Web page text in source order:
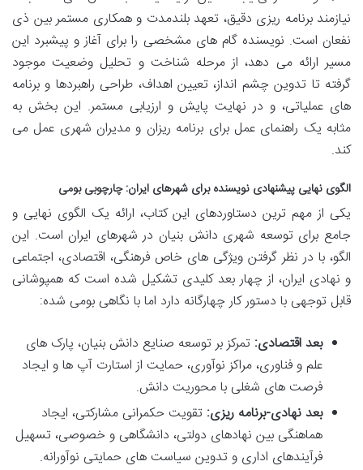
نیازمند برنامه ریزی دقیق، تعهد بلندمدت و همکاری مستمر بین ذی
نفعان است. نویسنده گام های مشخصی را برای آغاز و پیشبرد این
مسیر ارائه می دهد، از مرحله شناخت و تحلیل وضعیت موجود
گرفته تا تدوین چشم انداز، تعیین اهداف، طراحی راهبردها و برنامه
های عملیاتی، و در نهایت پایش و ارزیابی مستمر. این بخش به
مثابه یک راهنمای عمل برای برنامه ریزان و مدیران شهری عمل می
کند.
الگوی نهایی پیشنهادی نویسنده برای شهرهای ایران: چارچوبی بومی
یکی از مهم ترین دستاوردهای این کتاب، ارائه یک الگوی نهایی و
جامع برای توسعه شهری دانش بنیان در شهرهای ایران است. این
الگو، با در نظر گرفتن ویژگی های خاص فرهنگی، اقتصادی، اجتماعی
و نهادی ایران، از چهار بعد کلیدی تشکیل شده است که همپوشانی
قابل توجهی با دستور کار چهارگانه دارد اما با نگاهی بومی شده:
بعد اقتصادی: تمرکز بر توسعه صنایع دانش بنیان، پارک های
علم و فناوری، مراکز نوآوری، حمایت از استارت آپ ها و ایجاد
فرصت های شغلی با محوریت دانش.
بعد نهادی-برنامه ریزی: تقویت حکمرانی مشارکتی، ایجاد
هماهنگی بین نهادهای دولتی، دانشگاهی و خصوصی، تسهیل
فرآیندهای اداری و تدوین سیاست های حمایتی نوآورانه.